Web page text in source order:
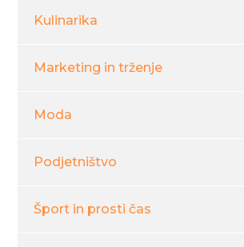
Kulinarika
Marketing in trženje
Moda
Podjetništvo
Šport in prosti čas